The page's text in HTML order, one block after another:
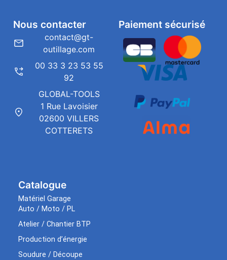
Catalogue
Matériel Garage
Auto / Moto / PL
Atelier / Chantier BTP
Production d’énergie
Soudure / Découpe
Paiement sécurisé
Nous contacter
contact@gt-
outillage.com
00 33 3 23 53 55
92
GLOBAL-TOOLS
1 Rue Lavoisier
02600 VILLERS
COTTERETS